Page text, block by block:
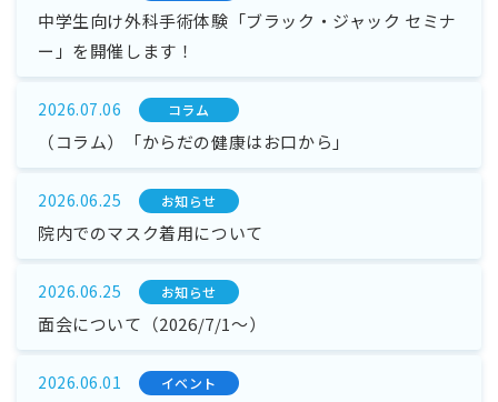
中学生向け外科手術体験「ブラック・ジャック セミナ
ー」を開催します！
2026.07.06 コラム
（コラム）「からだの健康はお口から」
2026.06.25 お知らせ
院内でのマスク着用について
2026.06.25 お知らせ
面会について（2026/7/1～）
2026.06.01 イベント